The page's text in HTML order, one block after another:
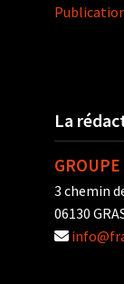
La
3 chemin
06130